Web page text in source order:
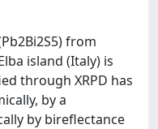
from
island (Italy) is
through XRPD has
by a
by bireflectance